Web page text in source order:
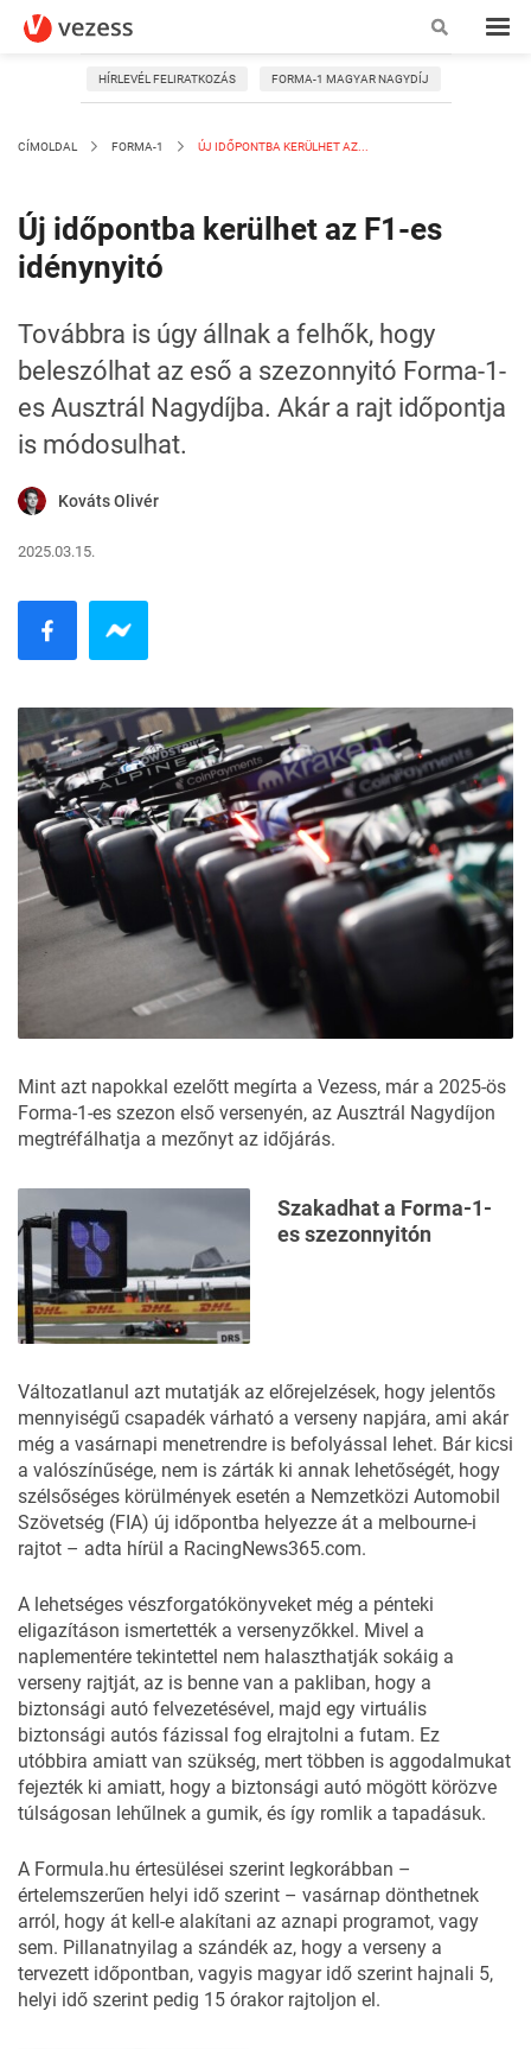
HÍRLEVÉL FELIRATKOZÁS FORMA-1 MAGYAR NAGYDÍJ
CÍMOLDAL FORMA-1 ÚJ IDŐPONTBA KERÜLHET AZ...
Új időpontba kerülhet az F1-es
idénynyitó
Továbbra is úgy állnak a felhők, hogy
beleszólhat az eső a szezonnyitó Forma-1-
es Ausztrál Nagydíjba. Akár a rajt időpontja
is módosulhat.
Kováts Olivér
2025.03.15.
Mint azt napokkal ezelőtt megírta a Vezess, már a 2025-ös
Forma-1-es szezon első versenyén, az Ausztrál Nagydíjon
megtréfálhatja a mezőnyt az időjárás.
Szakadhat a Forma-1-
es szezonnyitón
Változatlanul azt mutatják az előrejelzések, hogy jelentős
mennyiségű csapadék várható a verseny napjára, ami akár
még a vasárnapi menetrendre is befolyással lehet. Bár kicsi
a valószínűsége, nem is zárták ki annak lehetőségét, hogy
szélsőséges körülmények esetén a Nemzetközi Automobil
Szövetség (FIA) új időpontba helyezze át a melbourne-i
rajtot – adta hírül a RacingNews365.com.
A lehetséges vészforgatókönyveket még a pénteki
eligazításon ismertették a versenyzőkkel. Mivel a
naplementére tekintettel nem halaszthatják sokáig a
verseny rajtját, az is benne van a pakliban, hogy a
biztonsági autó felvezetésével, majd egy virtuális
biztonsági autós fázissal fog elrajtolni a futam. Ez
utóbbira amiatt van szükség, mert többen is aggodalmukat
fejezték ki amiatt, hogy a biztonsági autó mögött körözve
túlságosan lehűlnek a gumik, és így romlik a tapadásuk.
A Formula.hu értesülései szerint legkorábban –
értelemszerűen helyi idő szerint – vasárnap dönthetnek
arról, hogy át kell-e alakítani az aznapi programot, vagy
sem. Pillanatnyilag a szándék az, hogy a verseny a
tervezett időpontban, vagyis magyar idő szerint hajnali 5,
helyi idő szerint pedig 15 órakor rajtoljon el.